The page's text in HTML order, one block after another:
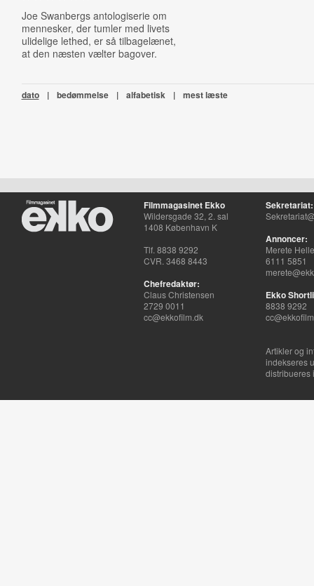
Joe Swanbergs antologiserie om
mennesker, der tumler med livets
ulidelige lethed, er så tilbagelænet,
at den næsten vælter bagover.
dato | bedømmelse | alfabetisk | mest læste
Filmmagasinet Ekko
Wildersgade 32, 2. sal
1408 København K
Tlf. 8838 9292
CVR. 3468 8443
Chefredaktør:
Claus Christensen
2729 0011
cc@ekkofilm.dk
Sekretariat:
Annoncer:
Merete
6111 5851
Ekko
8838 9292
Artikler og
indekseres
distribueres